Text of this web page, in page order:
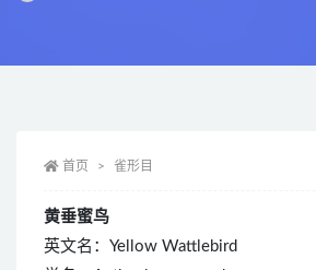
首页 雀形目
黄垂蜜鸟
英文名：Yellow Wattlebird